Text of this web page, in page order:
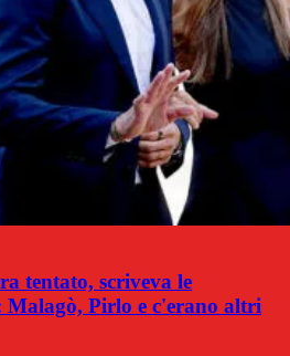
tentato, scriveva le
Pirlo e c'erano altri